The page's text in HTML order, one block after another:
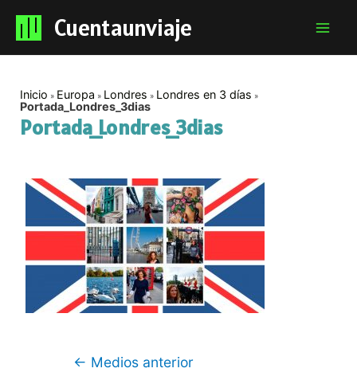
Cuentaunviaje
Inicio Europa Londres
Londres en 3 días
Portada_Londres_3dias
Portada_Londres_3dias
Navegación
← Medios anterior